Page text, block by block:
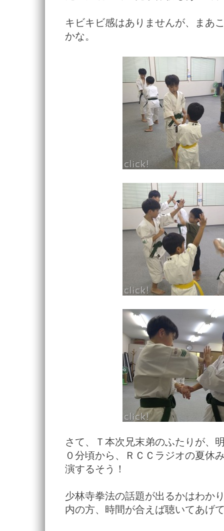
キビキビ感はありませんが、まあ
かな。
さて、Ｔ本次兄末弟のふたりが、
０分頃から、ＲＣＣラジオの夏休
演するそう！
少林寺拳法の話題が出るかはわか
内の方、時間が合えば聴いてあげ